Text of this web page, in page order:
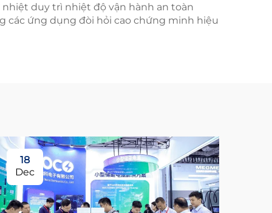
duy trì nhiệt độ vận hành an toàn
các ứng dụng đòi hỏi cao chứng minh hiệu
18
Dec